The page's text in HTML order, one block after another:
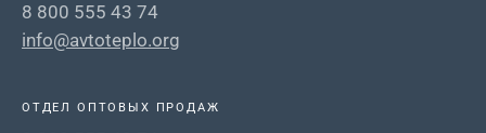
8 800 555 43 74
info@avtoteplo.org
ОТДЕЛ ОПТОВЫХ ПРОДАЖ